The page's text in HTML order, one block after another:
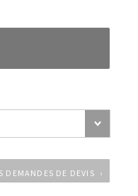
DEMANDES DE DEVIS